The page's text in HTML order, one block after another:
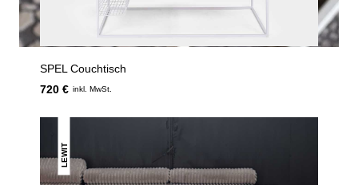
SPEL Couchtisch
720 € inkl. MwSt.
LEWIT